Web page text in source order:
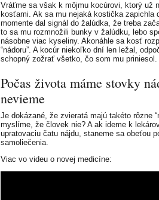
Vráťme sa však k môjmu kocúrovi, ktorý už
kosťami. Ak sa mu nejaká kostička zapichla
momente dal signál do žalúdka, že treba
to sa mu rozmnožili bunky v žalúdku, lebo
násobne viac kyseliny. Akonáhle sa kosť
“nádoru”. A kocúr niekoľko dní len ležal,
schopný zožrať všetko, čo som mu priniesol.
Počas života máme stovky
nevieme
Je dokázané, že zvieratá majú takéto rôzne
myslíme, že človek nie? A ak ideme k
upratovaciu čatu nájdu, staneme sa obeťou
samoliečenia.
Viac vo videu o novej medicíne: